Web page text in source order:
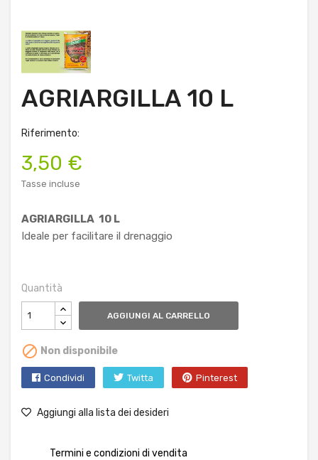
AGRIARGILLA 10 L
Riferimento:
3,50 €
Tasse incluse
AGRIARGILLA 10 L
Ideale per facilitare il drenaggio
Quantità
AGGIUNGI AL CARRELLO
 Non disponibile
Condividi Twitta Pinterest
Aggiungi alla lista dei desideri
Termini e condizioni di vendita